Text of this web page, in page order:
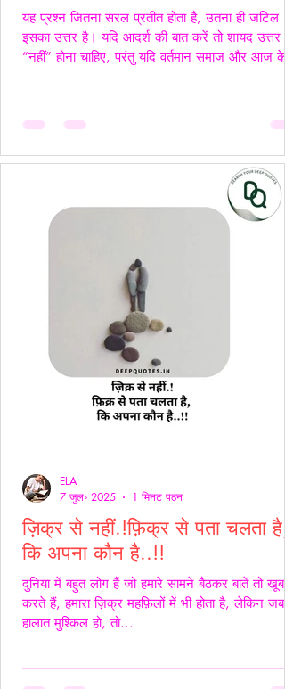
यह प्रश्न जितना सरल प्रतीत होता है, उतना ही जटिल
इसका उत्तर है। यदि आदर्श की बात करें तो शायद उत्तर
“नहीं” होना चाहिए, परंतु यदि वर्तमान समाज और आज के
98% समस्याओं का केंद्र बिंदु पैसा बन चुका है। चाहे वह
सम्मान हो, सुरक्षा हो, शिक्षा हो या स्वास्थ्य हर समस्या का
समाधान धन से जोड़कर देखा जाता है। यह स्थिति यूँ ही
ज़िक्र से नहीं.!फ़िक्र से पता चलता है,
कि अपना कौन है..!!
दुनिया में बहुत लोग हैं जो हमारे सामने बैठकर बातें तो खूब
करते हैं, हमारा ज़िक्र महफ़िलों में भी होता है, लेकिन जब
हालात मुश्किल हो, तो...
ELA
7 जुल॰ 2025
1 मिनट पठन